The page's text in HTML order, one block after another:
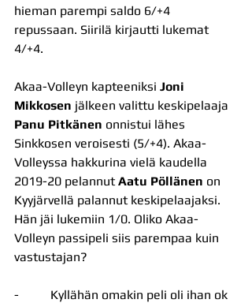
hieman parempi saldo 6/+4
repussaan. Siirilä kirjautti lukemat
4/+4.
Akaa-Volleyn kapteeniksi Joni
Mikkosen jälkeen valittu keskipelaaja
Panu Pitkänen onnistui lähes
Sinkkosen veroisesti (5/+4). Akaa-
Volleyssa hakkurina vielä kaudella
2019-20 pelannut Aatu Pöllänen on
Kyyjärvellä palannut keskipelaajaksi.
Hän jäi lukemiin 1/0. Oliko Akaa-
Volleyn passipeli siis parempaa kuin
vastustajan?
-          Kyllähän omakin peli oli ihan ok